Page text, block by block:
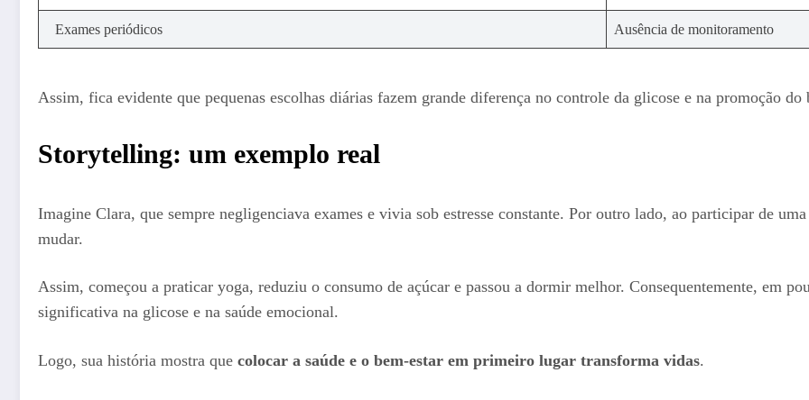
Exames periódicos Ausência de monitoramento
Assim, fica evidente que pequenas escolhas diárias fazem grande diferença no controle da glicose e na promoção do
Storytelling: um exemplo real
Imagine Clara, que sempre negligenciava exames e vivia sob estresse constante. Por outro lado, ao participar de
mudar.
Assim, começou a praticar yoga, reduziu o consumo de açúcar e passou a dormir melhor. Consequentemente, em
significativa na glicose e na saúde emocional.
Logo, sua história mostra que colocar a saúde e o bem-estar em primeiro lugar transforma vidas.